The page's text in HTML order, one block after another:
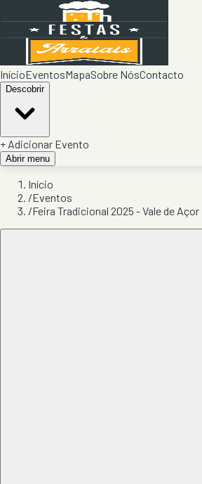
InícioEventosMapaSobre NósContacto
Descobrir
+ Adicionar Evento
Abrir menu
Início
/Eventos
/Feira Tradicional 2025 - Vale de Açor